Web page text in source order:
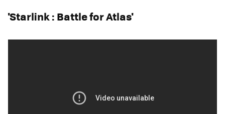
'Starlink : Battle for Atlas'